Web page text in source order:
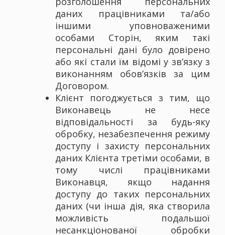
даних працівниками та/або
іншими уповноваженими
особами Сторін, яким такі
персональні дані було довірено
або які стали їм відомі у зв’язку з
виконанням обов’язків за цим
Договором.
Клієнт погоджується з тим, що
Виконавець не несе
відповідальності за будь-яку
обробку, незабезпечення режиму
доступу і захисту персональних
даних Клієнта третіми особами, в
тому числі працівниками
Виконавця, якщо надання
доступу до таких персональних
даних (чи інша дія, яка створила
можливість подальшої
несанкціонованої обробки